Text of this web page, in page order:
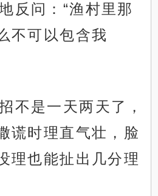
反问：“渔村里那
不可以包含我
不是一天两天了，
谎时理直气壮，脸
理也能扯出几分理